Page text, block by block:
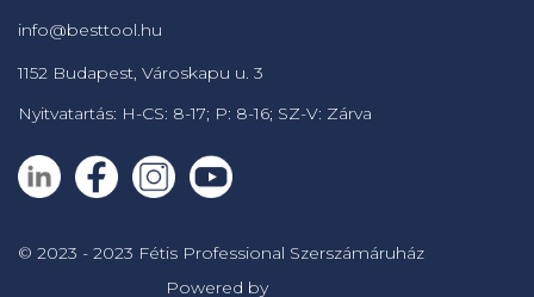
info@besttool.hu
1152 Budapest, Városkapu u. 3
Nyitvatartás: H-CS: 8-17; P: 8-16; SZ-V: Zárva
© 2023 - 2023 Fétis Professional Szerszámáruház
Powered by